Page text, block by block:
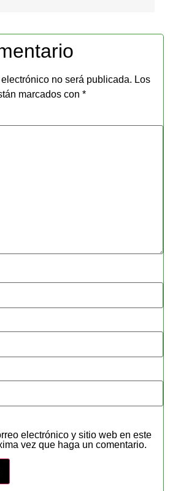
no será publicada. Los
marcados con *
electrónico y sitio web en este
vez que haga un comentario.